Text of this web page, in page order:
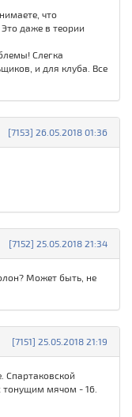
что
даже в теории
Слегка
и для клуба. Все
[7153] 26.05.2018 01:36
[7152] 25.05.2018 21:34
Может быть, не
[7151] 25.05.2018 21:19
Спартаковской
тонущим мячом - 16.